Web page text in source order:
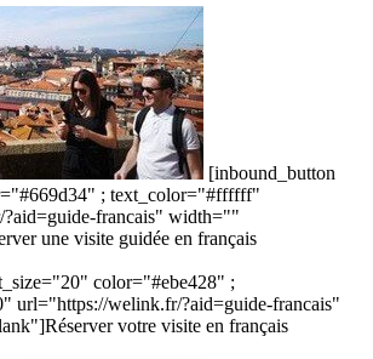
[inbound_button
; text_color="#ffffff"
francais" width=""
une visite guidée en français
color="#ebe428" ;
url="https://welink.fr/?aid=guide-francais"
votre visite en français